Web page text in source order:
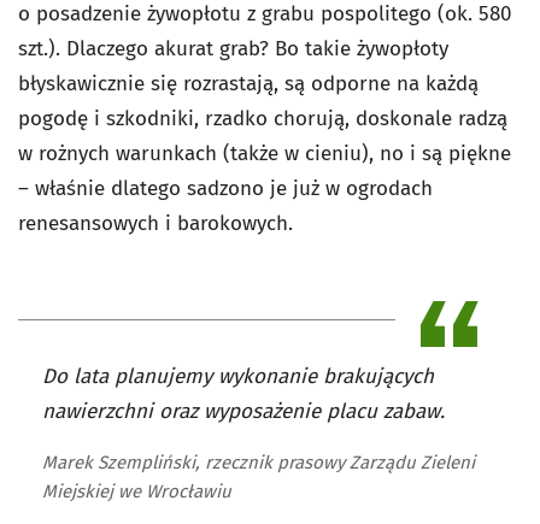
o posadzenie żywopłotu z grabu pospolitego (ok. 580
szt.). Dlaczego akurat grab? Bo takie żywopłoty
błyskawicznie się rozrastają, są odporne na każdą
pogodę i szkodniki, rzadko chorują, doskonale radzą
w rożnych warunkach (także w cieniu), no i są piękne
– właśnie dlatego sadzono je już w ogrodach
renesansowych i barokowych.
Do lata planujemy wykonanie brakujących
nawierzchni oraz wyposażenie placu zabaw.
Marek Szempliński, rzecznik prasowy Zarządu Zieleni
Miejskiej we Wrocławiu